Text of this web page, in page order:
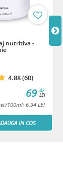
nutritiva -
4.88 (60)
42
LEI
69
100ml: 6.94 LEI
IN COS